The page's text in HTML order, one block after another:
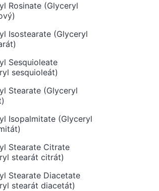
Rosinate (Glyceryl
Isostearate (Glyceryl
Sesquioleate
sesquioleát)
Stearate (Glyceryl
Isopalmitate (Glyceryl
Stearate Citrate
stearát citrát)
Stearate Diacetate
stearát diacetát)